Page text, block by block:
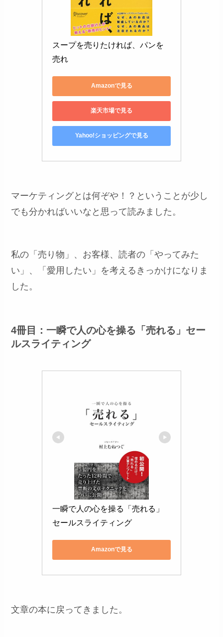
スープを売りたければ、パンを
売れ
Amazonで見る
楽天市場で見る
Yahoo!ショッピングで見る
マーケティングとは何ぞや！？ということが少し
でも分かればいいなと思って読みました。
私の「売り物」、お客様、読者の「やってみた
い」、「愛用したい」を考えるきっかけになりま
した。
4冊目：一瞬で人の心を操る「売れる」セー
ルスライティング
一瞬で人の心を操る「売れる」
セールスライティング
Amazonで見る
文章の本に戻ってきました。